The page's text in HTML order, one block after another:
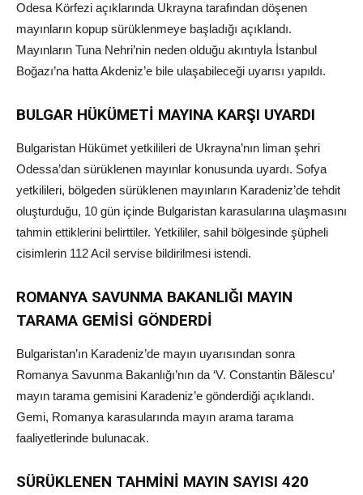
Odesa Körfezi açıklarında Ukrayna tarafından döşenen
mayınların kopup sürüklenmeye başladığı açıklandı.
Mayınların Tuna Nehri’nin neden olduğu akıntıyla İstanbul
Boğazı’na hatta Akdeniz’e bile ulaşabileceği uyarısı yapıldı.
BULGAR HÜKÜMETİ MAYINA KARŞI UYARDI
Bulgaristan Hükümet yetkilileri de Ukrayna’nın liman şehri
Odessa’dan sürüklenen mayınlar konusunda uyardı. Sofya
yetkilileri, bölgeden sürüklenen mayınların Karadeniz’de tehdit
oluşturduğu, 10 gün içinde Bulgaristan karasularına ulaşmasını
tahmin ettiklerini belirttiler. Yetkililer, sahil bölgesinde şüpheli
cisimlerin 112 Acil servise bildirilmesi istendi.
ROMANYA SAVUNMA BAKANLIĞI MAYIN
TARAMA GEMİSİ GÖNDERDİ
Bulgaristan’ın Karadeniz’de mayın uyarısından sonra
Romanya Savunma Bakanlığı’nın da ‘V. Constantin Bălescu’
mayın tarama gemisini Karadeniz’e gönderdiği açıklandı.
Gemi, Romanya karasularında mayın arama tarama
faaliyetlerinde bulunacak.
SÜRÜKLENEN TAHMİNİ MAYIN SAYISI 420